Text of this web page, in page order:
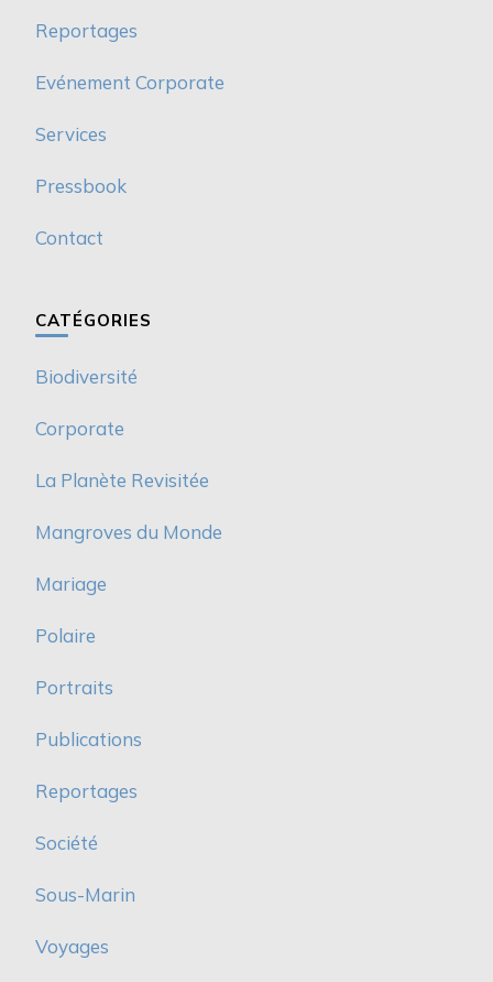
Reportages
Evénement Corporate
Services
Pressbook
Contact
CATÉGORIES
Biodiversité
Corporate
La Planète Revisitée
Mangroves du Monde
Mariage
Polaire
Portraits
Publications
Reportages
Société
Sous-Marin
Voyages